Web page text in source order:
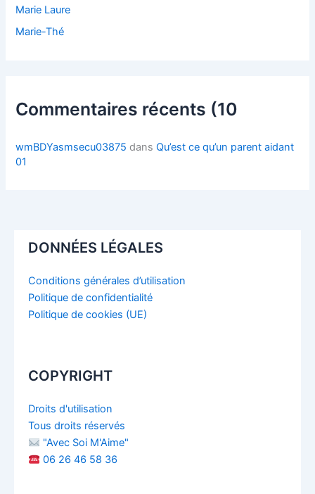
Marie Laure
Marie-Thé
Commentaires récents (10
wmBDYasmsecu03875 dansQu’est ce qu’un parent aidant
01
DONNÉES LÉGALES
Conditions générales d’utilisation
Politique de confidentialité
Politique de cookies (UE)
COPYRIGHT
Droits d'utilisation
Tous droits réservés
"Avec Soi M'Aime"
06 26 46 58 36